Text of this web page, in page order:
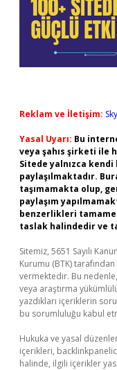
Reklam ve İletişim:
Yasal Uyarı: Bu
veya şahıs şirketi ile
Sitede yalnızca kendi
paylaşılmaktadır.
taşımamakta olup,
paylaşım
benzerlikleri
taslak halindedir ve
Sitemiz, 5651 Sayılı
Kurumu (BTK)
vermektedir. Bu
veya araştırma
yazdıkları içeriklerin
bu sorumluluğu kabul
Hukuka ve yasal
içerikleri,
halinde, ilgili içerikler